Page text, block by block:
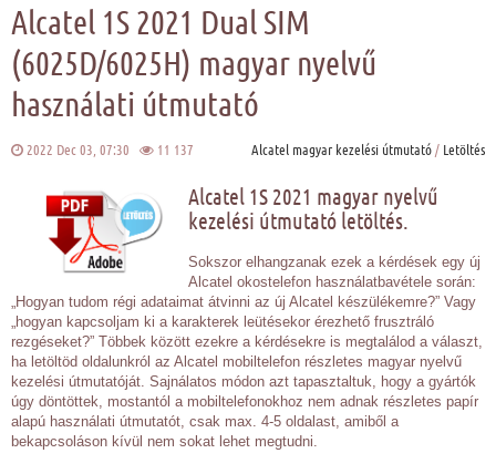
Alcatel 1S 2021 Dual SIM
(6025D/6025H) magyar nyelvű
használati útmutató
2022 Dec 03, 07:30 11 137 Alcatel magyar kezelési útmutató/ Letöltés
Alcatel 1S 2021 magyar nyelvű
kezelési útmutató letöltés.
Sokszor elhangzanak ezek a kérdések egy új
Alcatel okostelefon használatbavétele során:
„Hogyan tudom régi adataimat átvinni az új Alcatel készülékemre?” Vagy
„hogyan kapcsoljam ki a karakterek leütésekor érezhető frusztráló
rezgéseket?” Többek között ezekre a kérdésekre is megtalálod a választ,
ha letöltöd oldalunkról az Alcatel mobiltelefon részletes magyar nyelvű
kezelési útmutatóját. Sajnálatos módon azt tapasztaltuk, hogy a gyártók
úgy döntöttek, mostantól a mobiltelefonokhoz nem adnak részletes papír
alapú használati útmutatót, csak max. 4-5 oldalast, amiből a
bekapcsoláson kívül nem sokat lehet megtudni.